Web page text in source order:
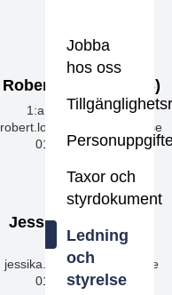
Robert Lönnqvist (S)
1:a vice ordförande
robert.lonnqvist@norrtalje.se
0176 – 28 33 00
Jessica Ljusner (S)
Ledamot
jessika.ljusner@norrtalje.se
0176 – 28 33 00
Jobba
hos oss
Taxor och
styrdokument
Ledning
och
styrelse